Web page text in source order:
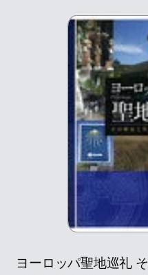
ヨーロッパ聖地巡礼